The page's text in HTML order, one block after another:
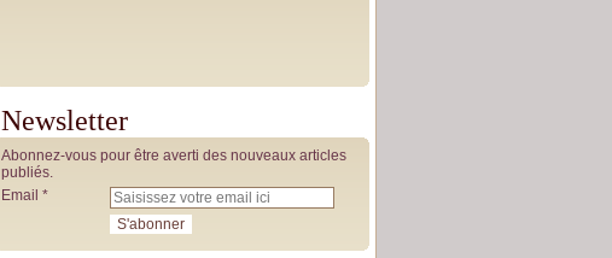
Newsletter
Abonnez-vous pour être averti des nouveaux articles
publiés.
Email